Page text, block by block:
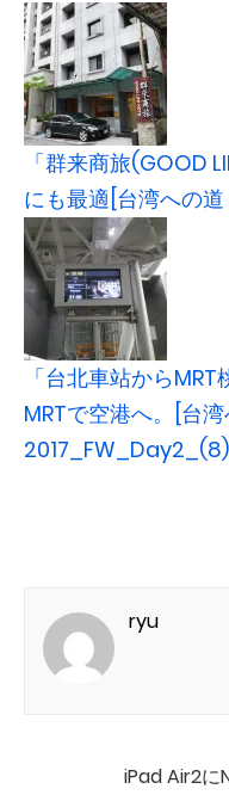
「群来商旅(GOOD
にも最適[台湾への
「台北車站から
MRTで空港へ。[台
ryu
iPad Air2に